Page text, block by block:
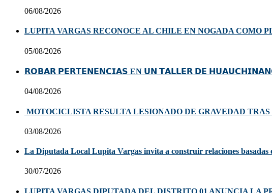
06/08/2026
LUPITA VARGAS RECONOCE AL CHILE EN NOGADA COMO
05/08/2026
𝗥𝗢𝗕𝗔𝗥 𝗣𝗘𝗥𝗧𝗘𝗡𝗘𝗡𝗖𝗜𝗔𝗦 EN 𝗨𝗡 𝗧𝗔𝗟𝗟𝗘𝗥 𝗗𝗘
04/08/2026
MOTOCICLISTA RESULTA LESIONADO DE GRAVEDAD
03/08/2026
La Diputada Local Lupita Vargas invita a construir relaciones basadas
30/07/2026
LUPITA VARGAS DIPUTADA DEL DISTRITO 01 ANUNCIA LA